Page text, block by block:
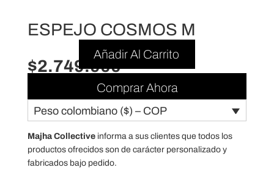
ESPEJO COSMOS M
$2.749.900
Añadir Al Carrito
Comprar Ahora
Peso colombiano ($) – COP
Majha Collective informa a sus clientes que todos los
productos ofrecidos son de carácter personalizado y
fabricados bajo pedido.